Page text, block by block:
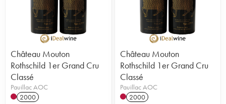
Château Mouton
Rothschild 1er Grand Cru
Classé
Pauillac AOC
2000
Château Mouton
Rothschild 1er Grand Cru
Classé
Pauillac AOC
2000